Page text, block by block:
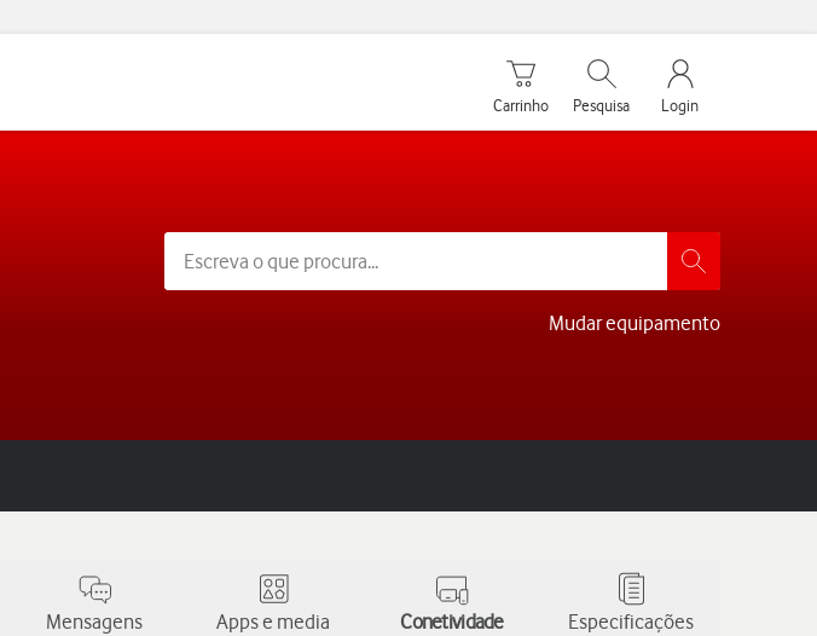
Carrinho de compras
Carrinho
Pesquisar
Pesquisa
My Vodafone
Login
Mudar equipamento
Mensagens Apps e media Conetividade Especificações